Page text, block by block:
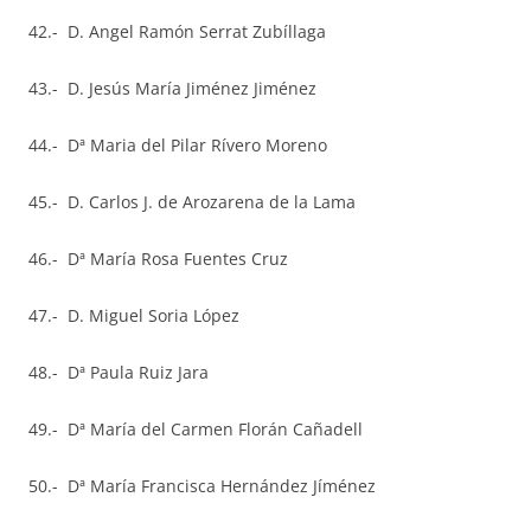
42.- D. Angel Ramón Serrat Zubíllaga
43.- D. Jesús María Jiménez Jiménez
44.- Dª Maria del Pilar Rívero Moreno
45.- D. Carlos J. de Arozarena de la Lama
46.- Dª María Rosa Fuentes Cruz
47.- D. Miguel Soria López
48.- Dª Paula Ruiz Jara
49.- Dª María del Carmen Florán Cañadell
50.- Dª María Francisca Hernández Jíménez